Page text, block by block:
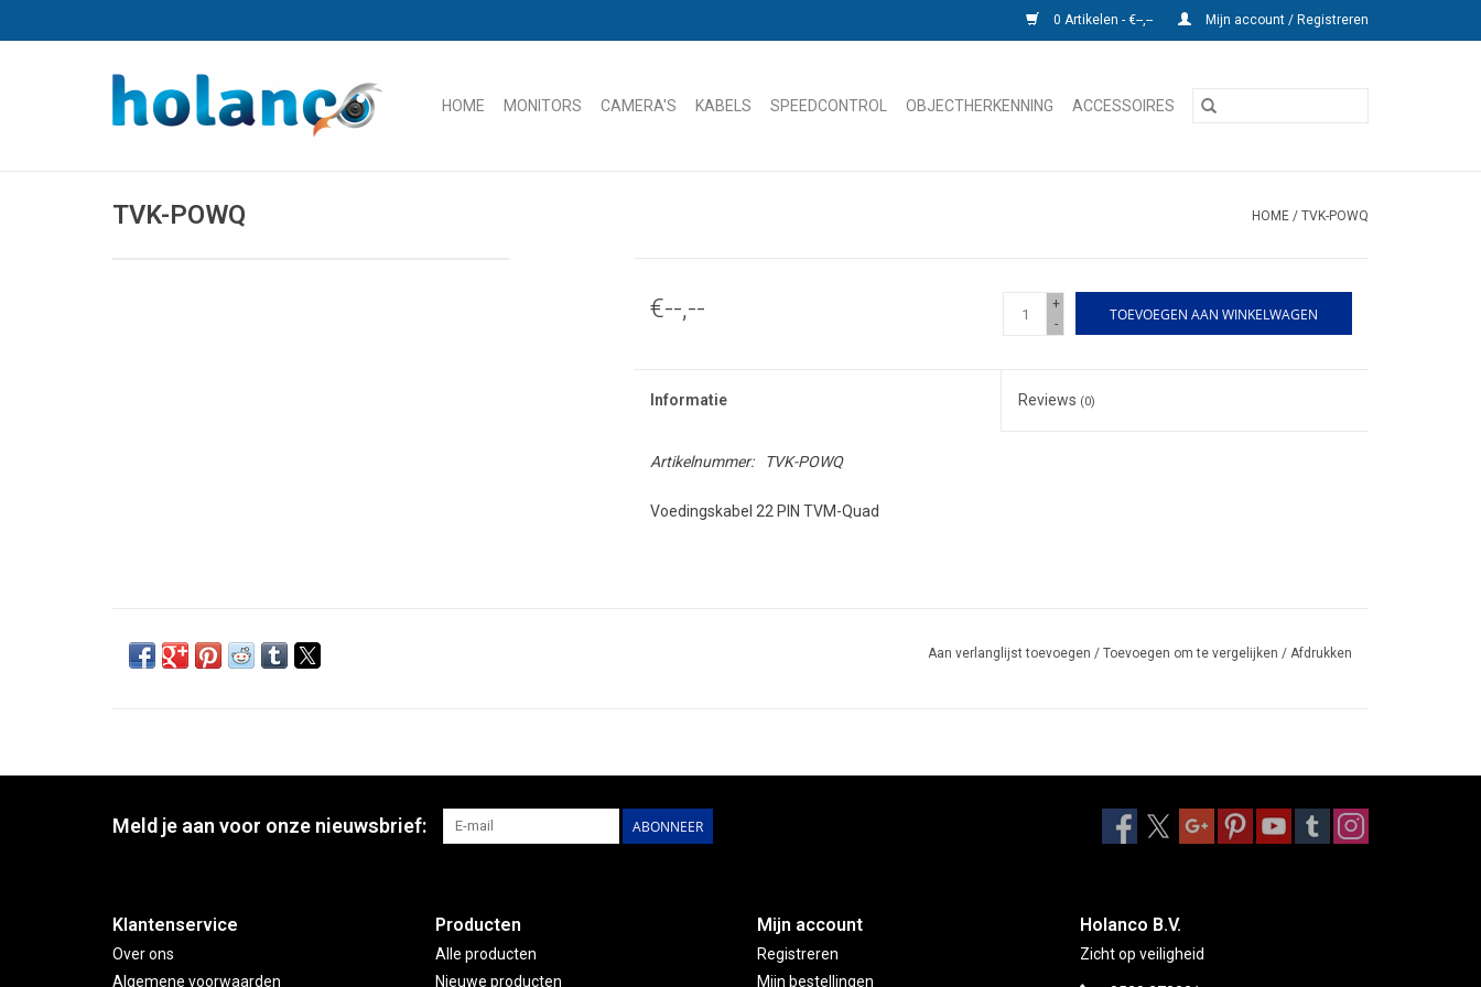
0 Artikelen - €--,-- Mijn account / Registreren
HOME MONITORS CAMERA'S KABELS SPEEDCONTROL OBJECTHERKENNING ACCESSOIRES
TVK-POWQ HOME / TVK-POWQ
€--,--
+
-
TOEVOEGEN AAN WINKELWAGEN
Informatie Reviews (0)
Artikelnummer: TVK-POWQ
Voedingskabel 22 PIN TVM-Quad
Aan verlanglijst toevoegen / Toevoegen om te vergelijken / Afdrukken
Meld je aan voor onze nieuwsbrief: ABONNEER
Klantenservice
Over ons
Algemene voorwaarden
Producten
Alle producten
Nieuwe producten
Mijn account
Registreren
Mijn bestellingen
Holanco B.V.
Zicht op veiligheid